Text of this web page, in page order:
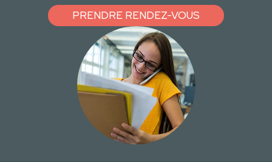
PRENDRE RENDEZ-VOUS